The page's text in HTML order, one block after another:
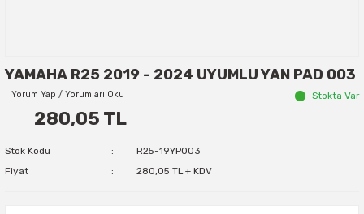
YAMAHA R25 2019 - 2024 UYUMLU YAN PAD 003
Yorum Yap / Yorumları Oku Stokta Var
280,05 TL
Stok Kodu
R25-19YP003
Fiyat
280,05 TL + KDV